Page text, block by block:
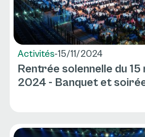
Activités-15/11/2024
Rentrée solennelle du
2024 - Banquet et